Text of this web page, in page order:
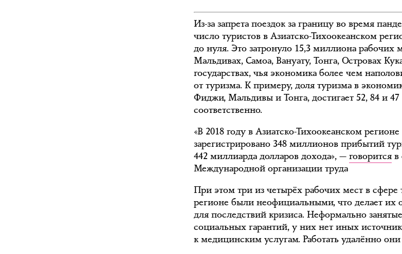
Из-за запрета поездок за границу во время
число туристов в Азиатско-Тихоокеанском
до нуля. Это затронуло 15,3 миллиона рабочих
Мальдивах, Самоа, Вануату, Тонга, Островах
государствах, чья экономика более чем
от туризма. К примеру, доля туризма в
Фиджи, Мальдивы и Тонга, достигает 52, 84 и
соответственно.
«В 2018 году в Азиатско-Тихоокеанском
зарегистрировано 348 миллионов прибытий
442 миллиарда долларов дохода», —говорится в
Международной организации труда
При этом три из четырёх рабочих мест в сфере
регионе были неофициальными, что делает их
для последствий кризиса. Неформально
социальных гарантий, у них нет иных
к медицинским услугам. Работать удалённо